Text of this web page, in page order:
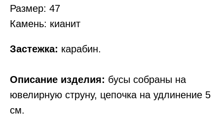
Застежка: карабин.
Описание изделия: бусы собраны на
ювелирную струну, цепочка на удлинение 5
см.
Размер: 47
Камень: кианит